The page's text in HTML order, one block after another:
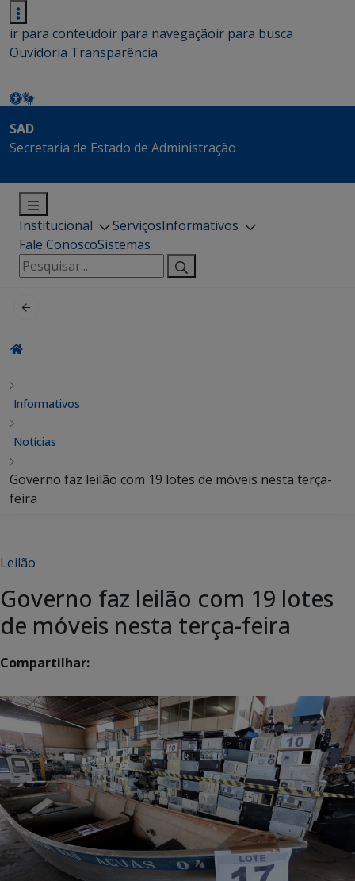
ir para conteúdoir para navegaçãoir para busca
Ouvidoria Transparência
SAD
Secretaria de Estado de Administração
Institucional ServiçosInformativos
Fale ConoscoSistemas
Pesquisar
por:
Informativos
Notícias
Governo faz leilão com 19 lotes de móveis nesta terça-
feira
Leilão
Governo faz leilão com 19 lotes
de móveis nesta terça-feira
Compartilhar: